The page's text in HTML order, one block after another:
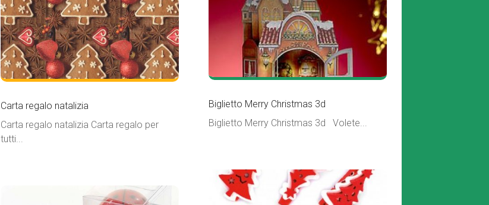
Biglietto Merry Christmas 3d
Biglietto Merry Christmas 3d Volete...
Carta regalo natalizia
Carta regalo natalizia Carta regalo per
tutti...